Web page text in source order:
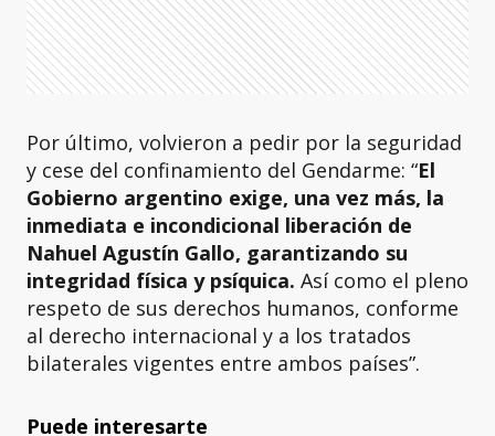
Por último, volvieron a pedir por la seguridad
y cese del confinamiento del Gendarme: “El
Gobierno argentino exige, una vez más, la
inmediata e incondicional liberación de
Nahuel Agustín Gallo, garantizando su
integridad física y psíquica. Así como el pleno
respeto de sus derechos humanos, conforme
al derecho internacional y a los tratados
bilaterales vigentes entre ambos países”.
Puede interesarte